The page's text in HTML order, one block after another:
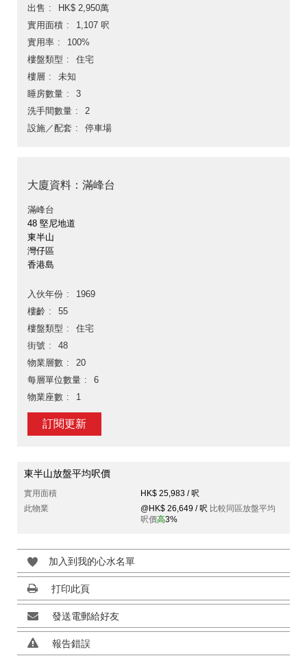
出售
HK$ 2,950萬
實用面積
1,107 呎
實用率
100%
樓盤類型
住宅
樓層
未知
睡房數量
3
洗手間數量
2
設施／配套
停車場
大廈資料：滿峰台
滿峰台
48 堅尼地道
東半山
灣仔區
香港島
入伙年份
1969
樓齡
55
樓盤類型
住宅
街號
48
物業層數
20
每層單位數量
6
物業座數
1
訂閱更新
東半山放盤平均呎價
實用面積
HK$ 25,983 / 呎
此物業
@HK$ 26,649 / 呎 比較同區放盤平均
呎價高3%
加入到我的心水名單
打印此頁
發送電郵給好友
報告錯誤